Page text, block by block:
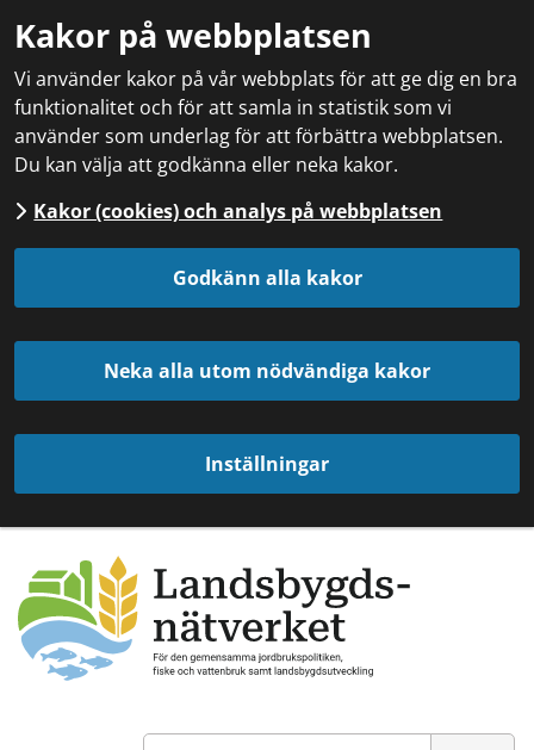
Kakor på webbplatsen
Vi använder kakor på vår webbplats för att ge dig en bra
funktionalitet och för att samla in statistik som vi
använder som underlag för att förbättra webbplatsen.
Du kan välja att godkänna eller neka kakor.
Kakor (cookies) och analys på webbplatsen
Godkänn alla kakor
Neka alla utom nödvändiga kakor
Inställningar